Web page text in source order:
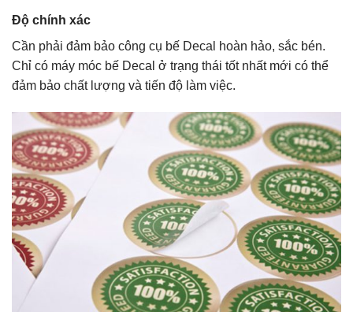
Độ chính xác
Cần phải đảm bảo công cụ bế Decal hoàn hảo, sắc bén.
Chỉ có máy móc bế Decal ở trạng thái tốt nhất mới có thể
đảm bảo chất lượng và tiến độ làm việc.